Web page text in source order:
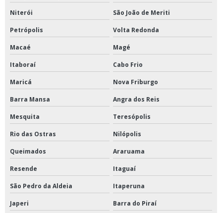
Niterói São João de Meriti
Petrópolis Volta Redonda
Macaé Magé
Itaboraí Cabo Frio
Maricá Nova Friburgo
Barra Mansa Angra dos Reis
Mesquita Teresópolis
Rio das Ostras Nilópolis
Queimados Araruama
Resende Itaguaí
São Pedro da Aldeia Itaperuna
Japeri Barra do Piraí